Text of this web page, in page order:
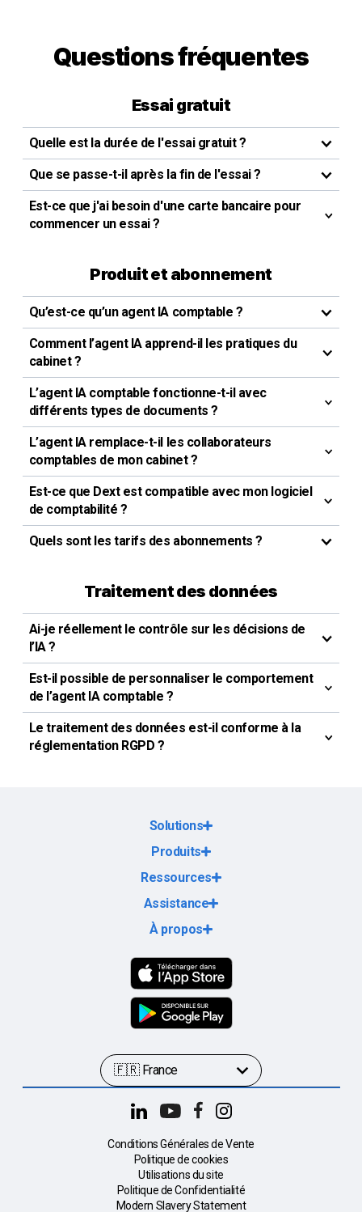
Questions fréquentes
Essai gratuit
Quelle est la durée de l'essai gratuit ?
Que se passe-t-il après la fin de l'essai ?
Est-ce que j'ai besoin d'une carte bancaire pour
commencer un essai ?
Produit et abonnement
Qu’est-ce qu’un agent IA comptable ?
Comment l’agent IA apprend-il les pratiques du
cabinet ?
L’agent IA comptable fonctionne-t-il avec
différents types de documents ?
L’agent IA remplace-t-il les collaborateurs
comptables de mon cabinet ?
Est-ce que Dext est compatible avec mon logiciel
de comptabilité ?
Quels sont les tarifs des abonnements ?
Traitement des données
Ai-je réellement le contrôle sur les décisions de
l’IA ?
Est-il possible de personnaliser le comportement
de l’agent IA comptable ?
Le traitement des données est-il conforme à la
réglementation RGPD ?
Solutions
Produits
Ressources
Assistance
À propos
Conditions Générales de Vente
Politique de cookies
Utilisations du site
Politique de Confidentialité
Modern Slavery Statement